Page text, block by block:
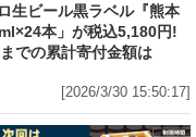
生ビール黒ラベル『熊本
本」が税込5,180円!
での累計寄付金額は
[2026/3/30 15:50:17]